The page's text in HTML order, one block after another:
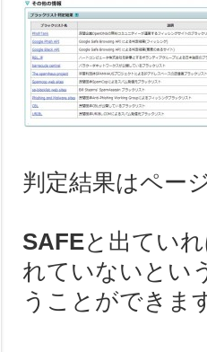
判定結果はペー
SAFEと出てい
れていないとい
うことができま